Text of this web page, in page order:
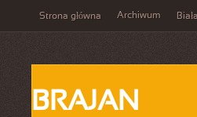
Strona główna Archiwum Biała
BRAJAN